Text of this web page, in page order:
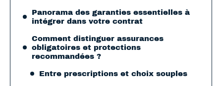
Panorama des garanties essentielles à
intégrer dans votre contrat
Comment distinguer assurances
obligatoires et protections
recommandées ?
Entre prescriptions et choix souples